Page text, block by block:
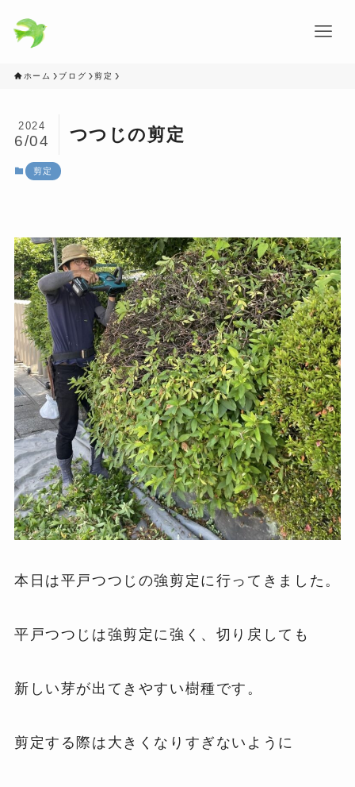
ホーム ブログ 剪定
つつじの剪定
2024
6/04
剪定
本日は平戸つつじの強剪定に行ってきました。
平戸つつじは強剪定に強く、切り戻しても
新しい芽が出てきやすい樹種です。
剪定する際は大きくなりすぎないように